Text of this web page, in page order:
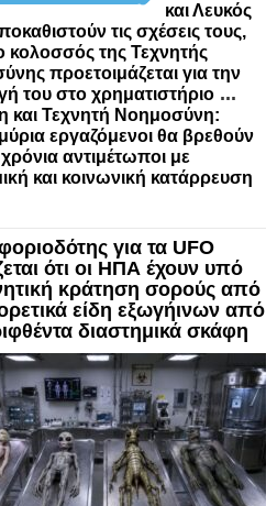
και Λευκός
τις σχέσεις τους,
κολοσσός της Τεχνητής
προετοιμάζεται για την
του στο χρηματιστήριο ...
και Τεχνητή Νοημοσύνη:
εργαζόμενοι θα βρεθούν
αντιμέτωποι με
και κοινωνική κατάρρευση
για τα UFO
ότι οι ΗΠΑ έχουν υπό
κράτηση σορούς από
είδη εξωγήινων από
διαστημικά σκάφη